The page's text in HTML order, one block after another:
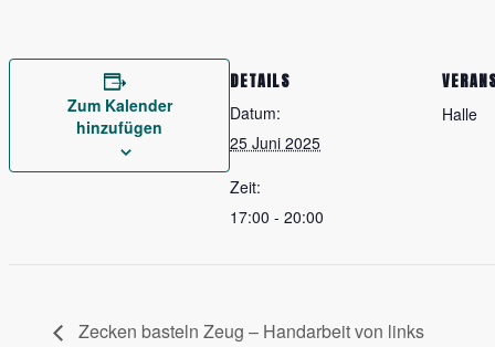
Zum Kalender
hinzufügen
DETAILS
Datum:
25 Juni 2025
Zeit:
17:00 - 20:00
Halle
Zecken basteln Zeug – Handarbeit von links